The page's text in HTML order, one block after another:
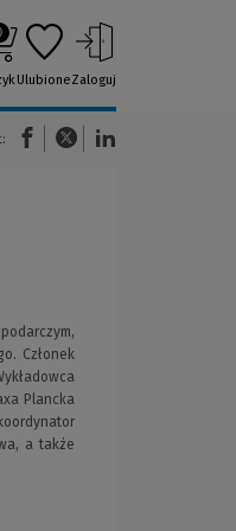
UlubioneZaloguj
(Nowe okno)(Link do innej strony)
Członek
Plancka
a także